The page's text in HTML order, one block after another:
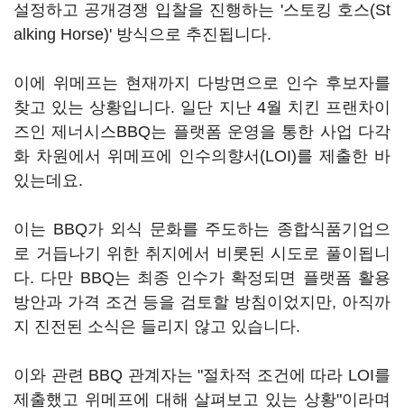
설정하고 공개경쟁 입찰을 진행하는 '스토킹 호스(St
alking Horse)' 방식으로 추진됩니다.
이에 위메프는 현재까지 다방면으로 인수 후보자를
찾고 있는 상황입니다. 일단 지난 4월 치킨 프랜차이
즈인 제너시스BBQ는 플랫폼 운영을 통한 사업 다각
화 차원에서 위메프에 인수의향서(LOI)를 제출한 바
있는데요.
이는 BBQ가 외식 문화를 주도하는 종합식품기업으
로 거듭나기 위한 취지에서 비롯된 시도로 풀이됩니
다. 다만 BBQ는 최종 인수가 확정되면 플랫폼 활용
방안과 가격 조건 등을 검토할 방침이었지만, 아직까
지 진전된 소식은 들리지 않고 있습니다.
이와 관련 BBQ 관계자는 "절차적 조건에 따라 LOI를
제출했고 위메프에 대해 살펴보고 있는 상황"이라며